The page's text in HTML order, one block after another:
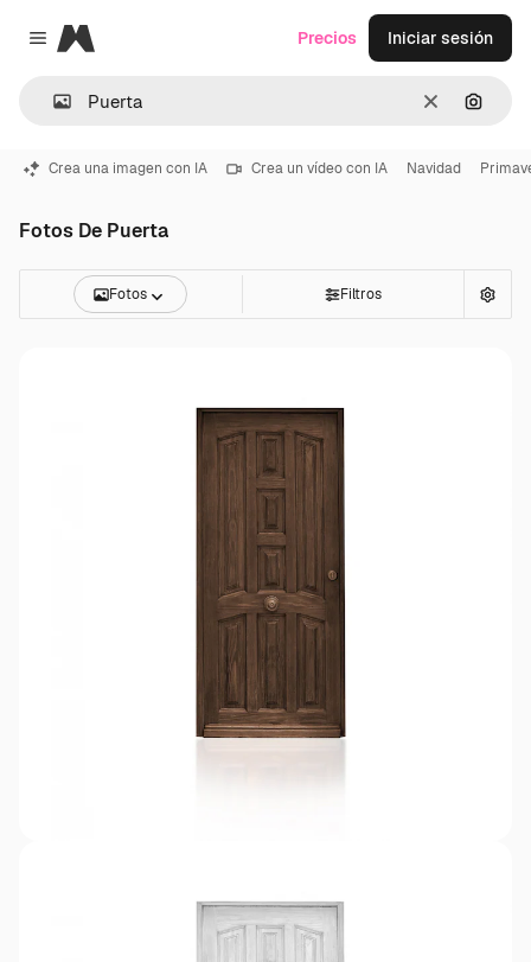
Close menu
Magnific
Borrar
Precios Iniciar sesión
Crea una imagen con IA Crea un vídeo con IA Navidad
Fotos De Puerta
Fotos Filtros